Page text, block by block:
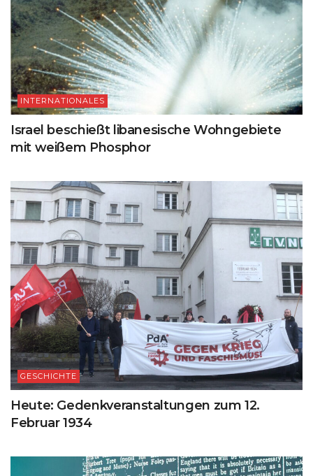
INTERNATIONALES
Israel beschießt libanesische Wohngebiete
mit weißem Phosphor
GESCHICHTE
Heute: Gedenkveranstaltungen zum 12.
Februar 1934